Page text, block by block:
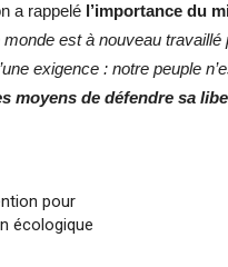
a rappelé l’importance du
monde est à nouveau
exigence : notre peuple
moyens de défendre sa
pour
écologique